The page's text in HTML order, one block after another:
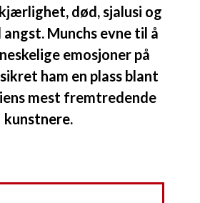
død, sjalusi og
Munchs evne til å
emosjoner på
ham en plass blant
mest fremtredende
kunstnere.